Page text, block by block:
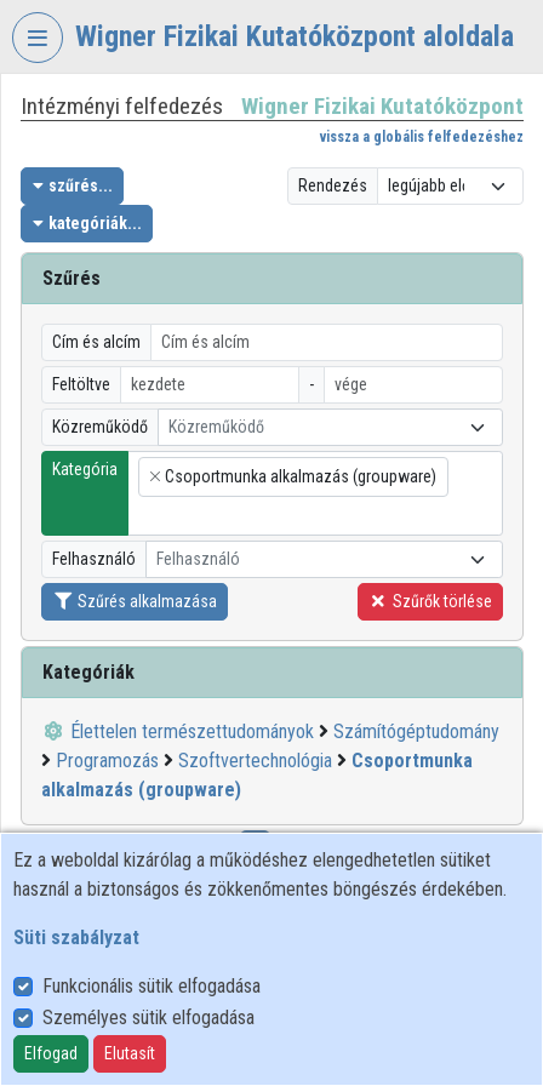
Fejléc kihagyása
Wigner Fizikai Kutatóközpont aloldala
VIDEOTORIUM
WIGNER
FIZIKAI
KUTATÓKÖZPONT
Intézményi kezdőlap
Bejelentkezés
Intézményi felfedezés
Kategóriák
Intézményi listák
Intézmények
Közreműködők
Intézményi felfedezés Wigner Fizikai Kutatóközpont
vissza a globális felfedezéshez
szűrés...
kategóriák...
Rendezés
Szűrés
Cím és alcím
Feltöltve -
Közreműködő Közreműködő
Kategória
×
Csoportmunka alkalmazás (groupware)
Felhasználó Felhasználó
Szűrés alkalmazása Szűrők törlése
Kategóriák
Élettelen természettudományok
Számítógéptudomány
Programozás
Szoftvertechnológia
Csoportmunka
alkalmazás (groupware)
1
Ez a weboldal kizárólag a működéshez elengedhetetlen sütiket
használ a biztonságos és zökkenőmentes böngészés érdekében.
Süti szabályzat
Funkcionális sütik elfogadása
Személyes sütik elfogadása
Elfogad Elutasít